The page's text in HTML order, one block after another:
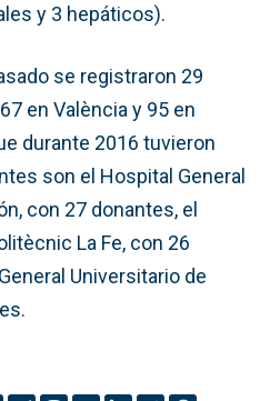
y 3 hepáticos).
se registraron 29
en València y 95 en
durante 2016 tuvieron
son el Hospital General
con 27 donantes, el
La Fe, con 26
Universitario de